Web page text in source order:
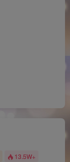
13.5W+